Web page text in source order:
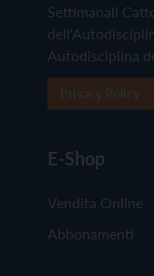
Settimanali
Autodisciplina
E-Shop
Vendita Online
Abbonamenti